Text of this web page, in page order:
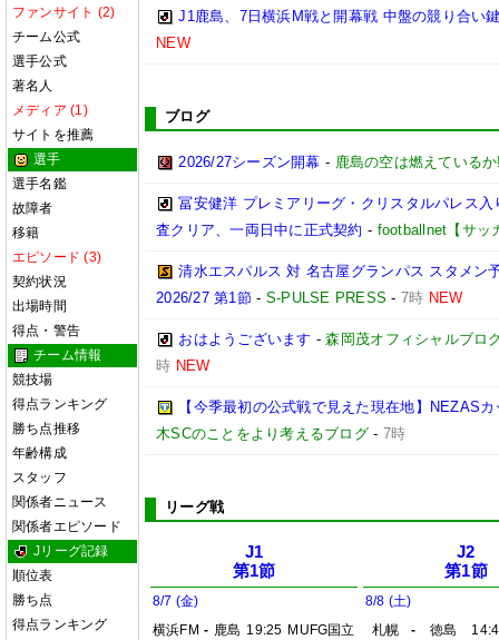
ファンサイト (2)
チーム公式
選手公式
著名人
メディア (1)
サイトを推薦
選手
選手名鑑
故障者
移籍
エピソード (3)
契約状況
出場時間
得点・警告
チーム情報
競技場
得点ランキング
勝ち点推移
年齢構成
スタッフ
関係者ニュース
関係者エピソード
Jリーグ記録
順位表
勝ち点
得点ランキング
J1鹿島、7日横浜M戦と開幕戦 中盤の競り合い
NEW
ブログ
2026/27シーズン開幕 - 鹿島の空は燃えている
冨安健洋 プレミアリーグ・クリスタルパレス
査クリア、一両日中に正式契約 - footballnet【サッ
清水エスパルス 対 名古屋グランパス スタメン
2026/27 第1節 - S-PULSE PRESS -7時 NEW
おはようございます -森岡茂オフィシャルブロ
時 NEW
【今季最初の公式戦で見えた現在地】NEZAS
木SCのことをより考えるブログ - 7時
リーグ戦
J1
第1節
8/7 (金)
横浜FM - 鹿島 19:25 MUFG国立
J2
第1節
8/8 (土)
札幌
- 徳島